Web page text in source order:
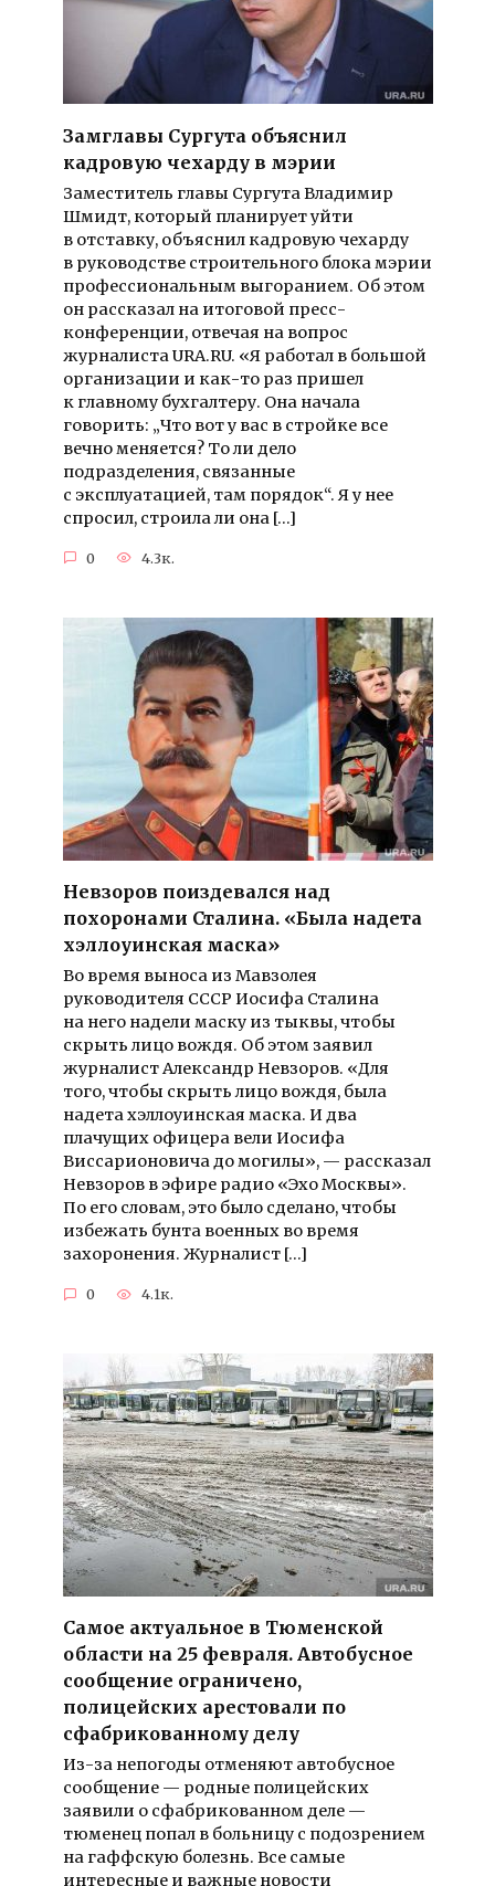
Замглавы Сургута объяснил
кадровую чехарду в мэрии
Заместитель главы Сургута Владимир
Шмидт, который планирует уйти
в отставку, объяснил кадровую чехарду
в руководстве строительного блока мэрии
профессиональным выгоранием. Об этом
он рассказал на итоговой пресс-
конференции, отвечая на вопрос
журналиста URA.RU. «Я работал в большой
организации и как-то раз пришел
к главному бухгалтеру. Она начала
говорить: „Что вот у вас в стройке все
вечно меняется? То ли дело
подразделения, связанные
с эксплуатацией, там порядок“. Я у нее
спросил, строила ли она […]
0 4.3к.
Невзоров поиздевался над
похоронами Сталина. «Была надета
хэллоуинская маска»
Во время выноса из Мавзолея
руководителя СССР Иосифа Сталина
на него надели маску из тыквы, чтобы
скрыть лицо вождя. Об этом заявил
журналист Александр Невзоров. «Для
того, чтобы скрыть лицо вождя, была
надета хэллоуинская маска. И два
плачущих офицера вели Иосифа
Виссарионовича до могилы», — рассказал
Невзоров в эфире радио «Эхо Москвы».
По его словам, это было сделано, чтобы
избежать бунта военных во время
захоронения. Журналист […]
0 4.1к.
Самое актуальное в Тюменской
области на 25 февраля. Автобусное
сообщение ограничено,
полицейских арестовали по
сфабрикованному делу
Из-за непогоды отменяют автобусное
сообщение — родные полицейских
заявили о сфабрикованном деле —
тюменец попал в больницу с подозрением
на гаффскую болезнь. Все самые
интересные и важные новости